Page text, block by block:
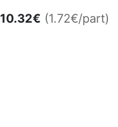
10.32€ (1.72€/part)